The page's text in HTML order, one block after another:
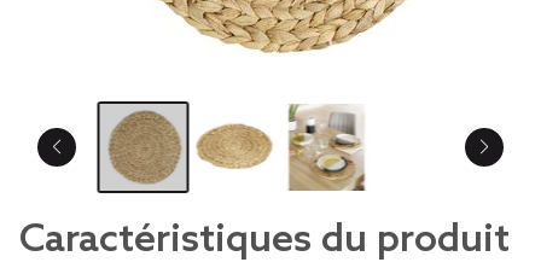
Caractéristiques du produit